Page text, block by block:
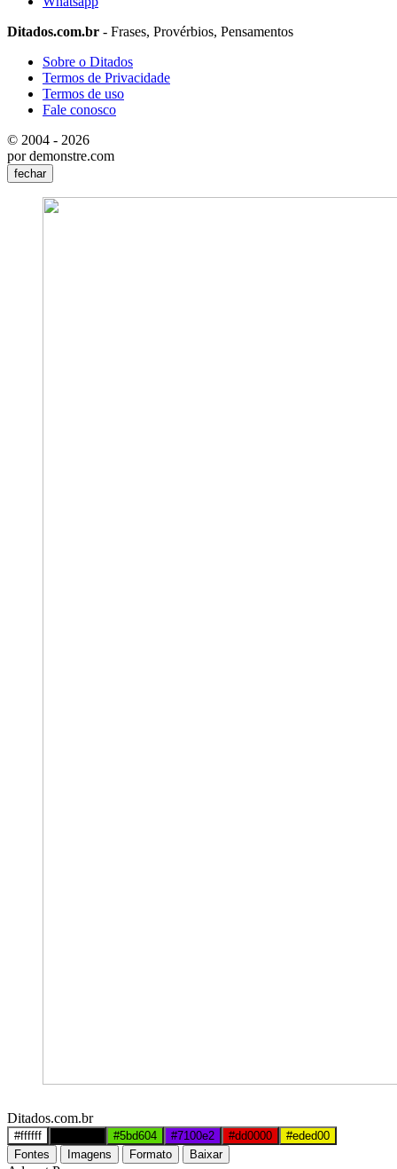
Ditados.com.br - Frases, Provérbios, Pensamentos
Sobre o Ditados
Termos de Privacidade
Termos de uso
Fale conosco
© 2004 - 2026
por demonstre.com
fechar
Ditados.com.br
#ffffff #5bd604 #7100e2 #dd0000
#eded00
Fontes
Imagens Formato Baixar